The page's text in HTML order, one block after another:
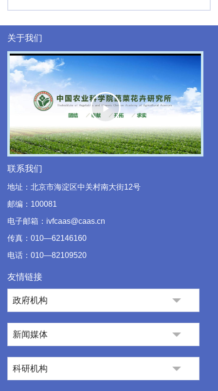
关于我们
Play
Video
联系我们
地址：北京市海淀区中关村南大街12号
邮编：100081
电子邮箱：ivfcaas@caas.cn
传真：010—62146160
电话：010—82109520
友情链接
政府机构
新闻媒体
科研机构